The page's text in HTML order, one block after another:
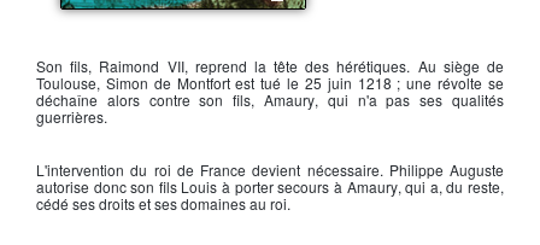
Son fils, Raimond VII, reprend la tête des hérétiques. Au siège de
Toulouse, Simon de Montfortest tué le 25 juin 1218 ; une révolte se
déchaîne alors contre son fils, Amaury, qui n'a pas ses qualités
guerrières.
L'intervention du roi de France devient nécessaire. Philippe Auguste
autorise donc son fils Louis à porter secours à Amaury, qui a, du reste,
cédé ses droits et ses domaines au roi.